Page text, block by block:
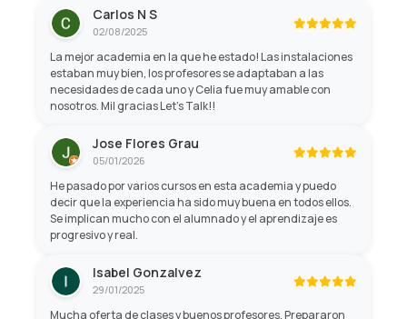
Carlos N S
02/08/2025
La mejor academia en la que he estado! Las instalaciones
estaban muy bien, los profesores se adaptaban a las
necesidades de cada uno y Celia fue muy amable con
nosotros. Mil gracias Let's Talk!!
Jose Flores Grau
05/01/2026
He pasado por varios cursos en esta academia y puedo
decir que la experiencia ha sido muy buena en todos ellos.
Se implican mucho con el alumnado y el aprendizaje es
progresivo y real.
Isabel Gonzalvez
29/01/2025
Mucha oferta de clases y buenos profesores. Prepararon